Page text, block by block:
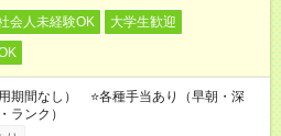
会人未経験OK
大学生歓迎
期間なし） ⭐各種手当あり（早朝・深
ランク）